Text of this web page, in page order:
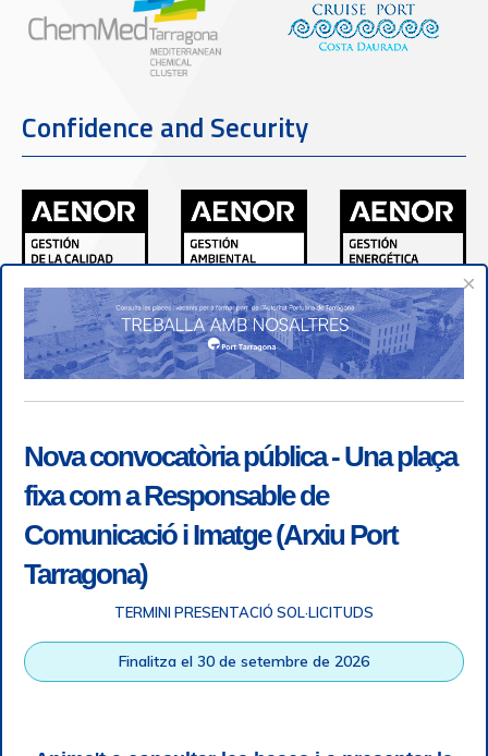
Confidence and Security
Accessibility Legal note | + info RGPD |Information of
×
Nova convocatòria pública - Una plaça
fixa com a Responsable de
Comunicació i Imatge (Arxiu Port
Tarragona)
TERMINI PRESENTACIÓ SOL·LICITUDS
Finalitza el 30 de setembre de 2026